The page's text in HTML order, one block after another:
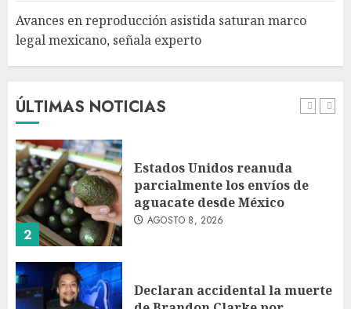
Avances en reproducción asistida saturan marco
legal mexicano, señala experto
ÚLTIMAS NOTICIAS
1
EE. UU. reconoce apoyo de
AGOSTO 8, 2026
2
Estados Unidos reanuda
parcialmente los envíos de
aguacate desde México
AGOSTO 8, 2026
Declaran accidental la muerte